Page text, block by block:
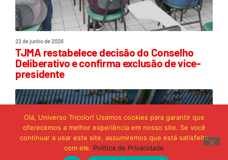
22 de junho de 2026
TJMA restabelece decisão do Conselho
Deliberativo e confirma exclusão de vice-
presidente
Olá, Universo Tricolor! Usamos cookies para garantir que
oferecemos a melhor experiência em nosso site. Se você
continuar a usar este site, assumiremos que está satisfeito
com ele. Política de Privacidade